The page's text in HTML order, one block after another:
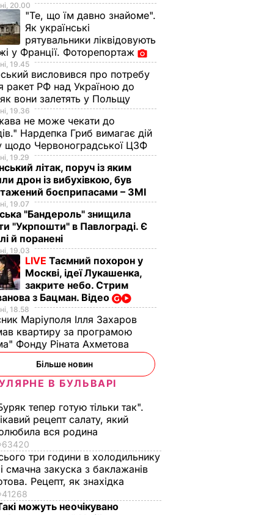
20.00
"Те, що їм давно знайоме".
Як українські
рятувальники ліквідовують
у Франції. Фоторепортаж
19.45
висловився про потребу
ракет РФ над Україною до
вони залетять у Польщу
19.36
не може чекати до
Нардепка Гриб вимагає дій
щодо Червоноградської ЦЗФ
19.29
літак, поруч із яким
дрон із вибухівкою, був
боєприпасами – ЗМІ
19.07
"Бандероль" знищила
"Укрпошти" в Павлограді. Є
й поранені
19.03
LIVE Таємний похорон у
Москві, ідеї Лукашенка,
закрите небо. Стрим
з Бацман. Відео
18.58
Маріуполя Ілля Захаров
квартиру за програмою
Фонду Ріната Ахметова
Більше новин
В БУЛЬВАРІ
тепер готую тільки так".
рецепт салату, який
вся родина
63420
три години в холодильнику
смачна закуска з баклажанів
Рецепт, як знахідка
41268
можуть неочікувано